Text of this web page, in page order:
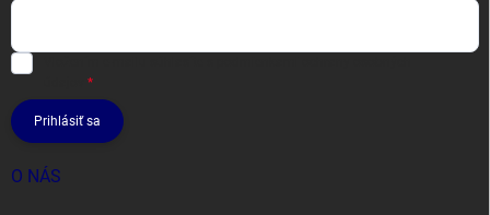
Prihlásiť sa
O NÁS